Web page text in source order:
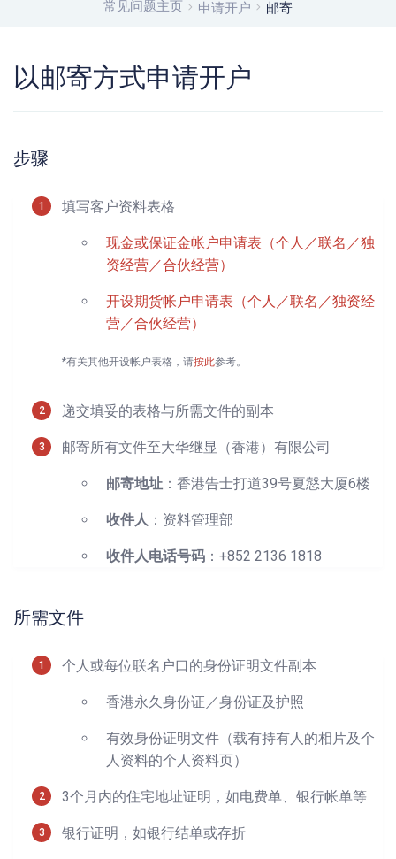
常见问题主页 申请开户 邮寄
以邮寄方式申请开户
步骤
填写客户资料表格
现金或保证金帐户申请表（个人／联名／独
资经营／合伙经营）
开设期货帐户申请表（个人／联名／独资经
营／合伙经营）
*有关其他开设帐户表格，请按此参考。
递交填妥的表格与所需文件的副本
邮寄所有文件至大华继显（香港）有限公司
邮寄地址 ：香港告士打道39号夏慤大厦6楼
收件人 ：资料管理部
收件人电话号码 ：+852 2136 1818
所需文件
个人或每位联名户口的身份证明文件副本
香港永久身份证／身份证及护照
有效身份证明文件（载有持有人的相片及个
人资料的个人资料页）
3个月内的住宅地址证明，如电费单、银行帐单等
银行证明，如银行结单或存折